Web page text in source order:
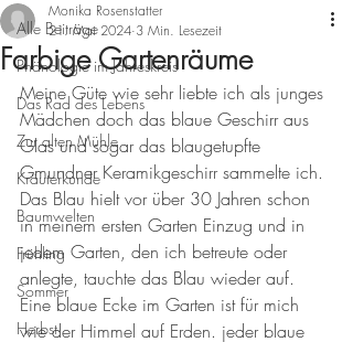
Alle Beiträge
Phänologie im Jahreskreis
Das Rad des Lebens
Zur alten Mühle
Kräuterkunde
Baumwelten
Frühling
Sommer
Herbst
Farbige Gartenräume
Monika Rosenstatter
21. Mai 2024 3 Min. Lesezeit
Meine Güte wie sehr liebte ich als junges
Mädchen doch das blaue Geschirr aus
Glas und sogar das blaugetupfte
Gmundner Keramikgeschirr sammelte ich.
Das Blau hielt vor über 30 Jahren schon
in meinem ersten Garten Einzug und in
jedem Garten, den ich betreute oder
anlegte, tauchte das Blau wieder auf.
Eine blaue Ecke im Garten ist für mich
wie der Himmel auf Erden. jeder blaue